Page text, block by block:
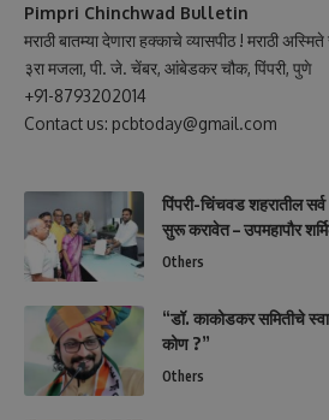
Pimpri Chinchwad Bulletin
मराठी बातम्या देणारा हक्काचे व्यासपीठ ! मराठी
३रा मजला, पी. जे. चेंबर, आंबेडकर चौक, पिंपरी, पुणे
+91-8793202014
Contact us: pcbtoday@gmail.com
पिंपरी-चिंचवड शहरातील
सुरू करावेत – उपमहापौर
Others
“डॉ. काकोडकर समितीचे
कोण ?”
Others